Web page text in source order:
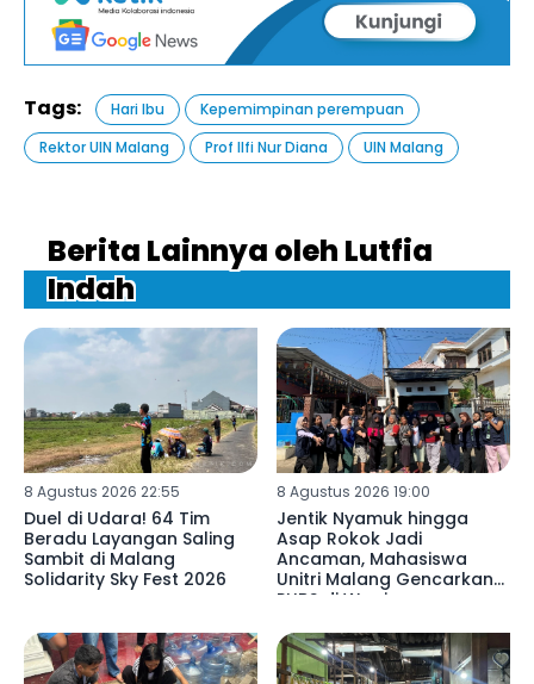
Tags: Hari Ibu
Kepemimpinan perempuan
Rektor UIN Malang
Prof Ilfi Nur Diana UIN Malang
Berita Lainnya oleh Lutfia
Indah
8 Agustus 2026 22:55
Duel di Udara! 64 Tim
Beradu Layangan Saling
Sambit di Malang
Solidarity Sky Fest 2026
8 Agustus 2026 19:00
Jentik Nyamuk hingga
Asap Rokok Jadi
Ancaman, Mahasiswa
Unitri Malang Gencarkan
PHBS di Wagir